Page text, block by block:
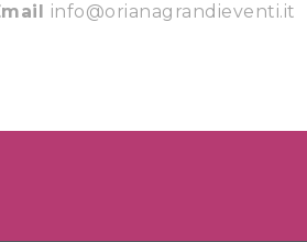
info@orianagrandieventi.it